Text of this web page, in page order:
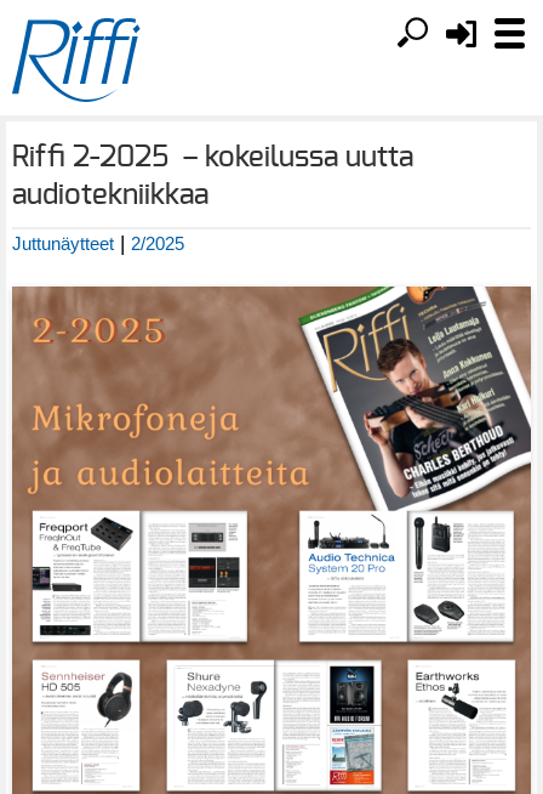
Riffi 2-2025 – kokeilussa uutta
audiotekniikkaa
Juttunäytteet | 2/2025